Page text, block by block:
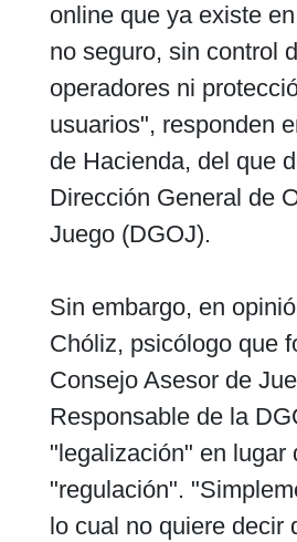
online que ya existe
no seguro, sin control
operadores ni
usuarios", responden
de Hacienda, del que
Dirección General de
Juego (DGOJ).
Sin embargo, en
Chóliz, psicólogo que
Consejo Asesor de
Responsable de la
"legalización" en lugar
"regulación".
lo cual no quiere decir